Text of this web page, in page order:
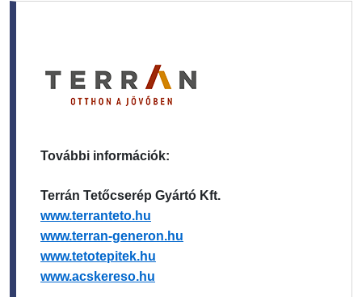
További információk:
Terrán Tetőcserép Gyártó Kft.
www.terranteto.hu
www.terran-generon.hu
www.tetotepitek.hu
www.acskereso.hu